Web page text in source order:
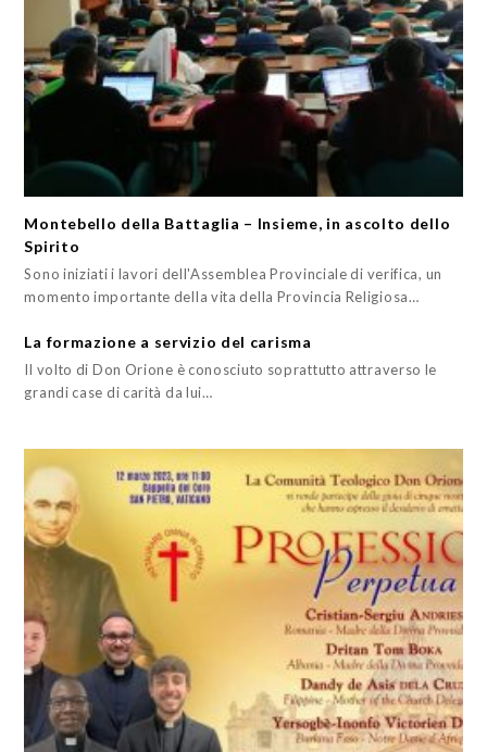
Montebello della Battaglia – Insieme, in ascolto dello
Spirito
Sono iniziati i lavori dell'Assemblea Provinciale di verifica, un
momento importante della vita della Provincia Religiosa…
La formazione a servizio del carisma
Il volto di Don Orione è conosciuto soprattutto attraverso le
grandi case di carità da lui…